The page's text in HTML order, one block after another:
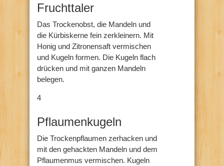
Fruchttaler
Das Trockenobst, die Mandeln und
die Kürbiskerne fein zerkleinern. Mit
Honig und Zitronensaft vermischen
und Kugeln formen. Die Kugeln flach
drücken und mit ganzen Mandeln
belegen.
4
Pflaumenkugeln
Die Trockenpflaumen zerhacken und
mit den gehackten Mandeln und dem
Pflaumenmus vermischen. Kugeln